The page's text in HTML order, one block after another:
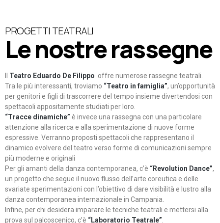
PROGETTI TEATRALI
Le nostre rassegne
Teatro Eduardo De Filippo offre numerose rassegne teatrali.
Tra le più interessanti, troviamo “Teatro in famiglia”, un’opportunità
per genitori e figli di trascorrere del tempo insieme divertendosi con
spettacoli appositamente studiati per loro.
“Tracce dinamiche” è invece una rassegna con una particolare
attenzione alla ricerca e alla sperimentazione di nuove forme
espressive. Verranno proposti spettacoli che rappresentano il
dinamico evolvere del teatro verso forme di comunicazioni sempre
più moderne e originali
Per gli amanti della danza contemporanea, c’è “Revolution Dance”,
un progetto che segue il nuovo flusso dell’arte coreutica e delle
svariate sperimentazioni con l’obiettivo di dare visibilità e lustro alla
danza contemporanea internazionale in Campania.
Infine, per chi desidera imparare le tecniche teatrali e mettersi alla
prova sul palcoscenico, c’è “Laboratorio Teatrale”